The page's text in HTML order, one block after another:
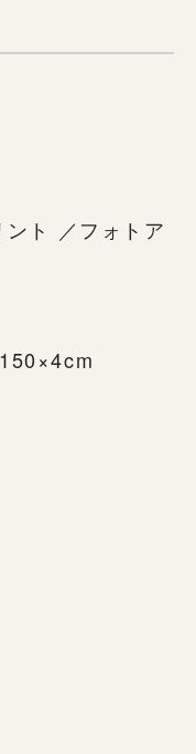
ト ／フォトア